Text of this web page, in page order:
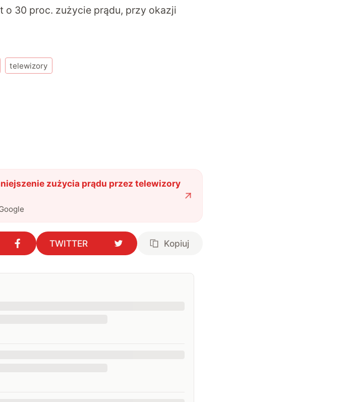
o 30 proc. zużycie prądu, przy okazji
telewizory
zużycia prądu przez telewizory
TWITTER Kopiuj